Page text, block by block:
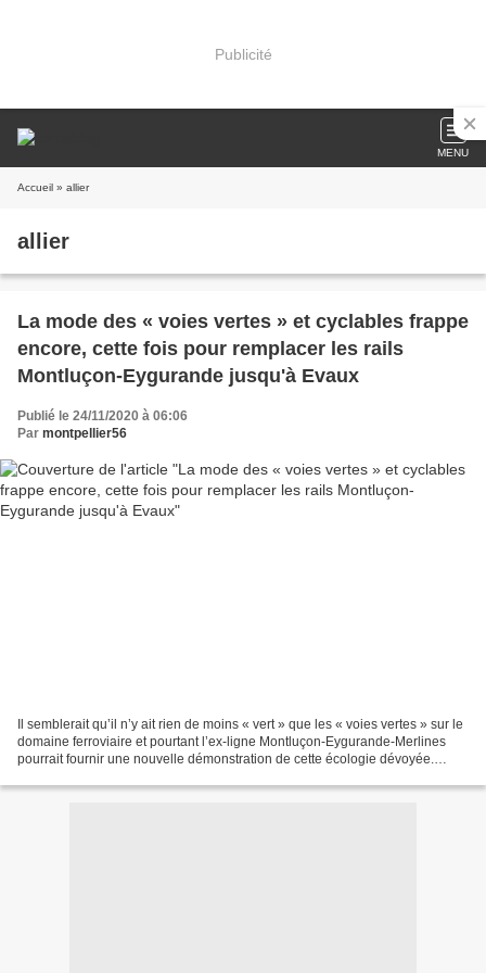
Publicité
MENU
Accueil » allier
allier
La mode des « voies vertes » et cyclables frappe
encore, cette fois pour remplacer les rails
Montluçon-Eygurande jusqu'à Evaux
Publié le 24/11/2020 à 06:06
Par montpellier56
Il semblerait qu’il n’y ait rien de moins « vert » que les « voies vertes » sur le
domaine ferroviaire et pourtant l’ex-ligne Montluçon-Eygurande-Merlines
pourrait fournir une nouvelle démonstration de cette écologie dévoyée.